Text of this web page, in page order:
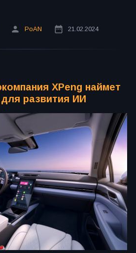
PoAN 21.02.2024
XPeng наймет
развития ИИ